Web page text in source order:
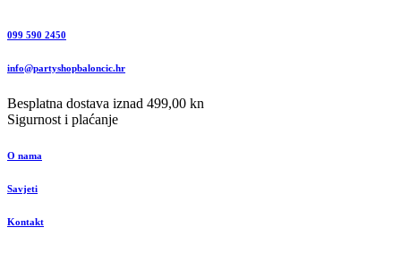
099 590 2450
info@partyshopbaloncic.hr
Besplatna dostava iznad 499,00 kn
Sigurnost i plaćanje
O nama
Savjeti
Kontakt